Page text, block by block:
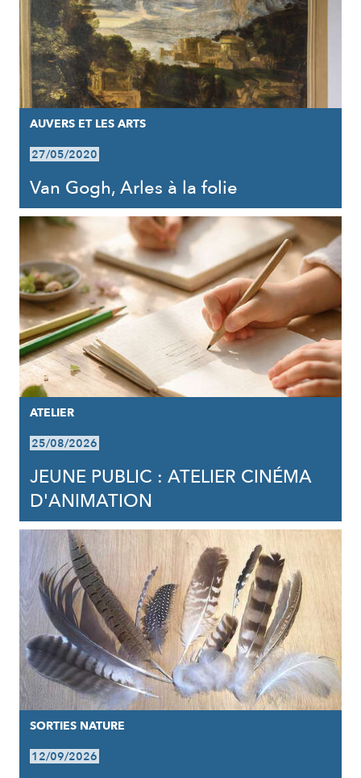
AUVERS ET LES ARTS
27/05/2020
Van Gogh, Arles à la folie
ATELIER
25/08/2026
JEUNE PUBLIC : ATELIER CINÉMA
D'ANIMATION
SORTIES NATURE
12/09/2026